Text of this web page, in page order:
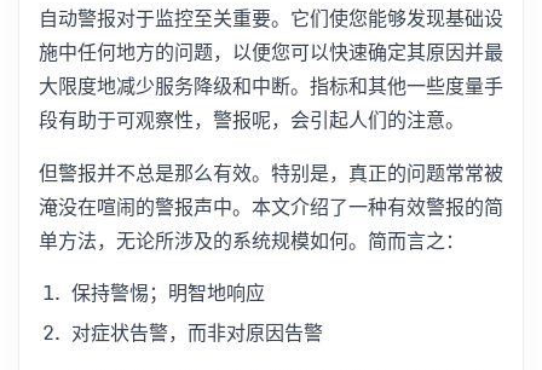
自动警报对于监控至关重要。它们使您能够发现基础设
施中任何地方的问题，以便您可以快速确定其原因并最
大限度地减少服务降级和中断。指标和其他一些度量手
段有助于可观察性，警报呢，会引起人们的注意。
但警报并不总是那么有效。特别是，真正的问题常常被
淹没在喧闹的警报声中。本文介绍了一种有效警报的简
单方法，无论所涉及的系统规模如何。简而言之：
保持警惕；明智地响应
对症状告警，而非对原因告警